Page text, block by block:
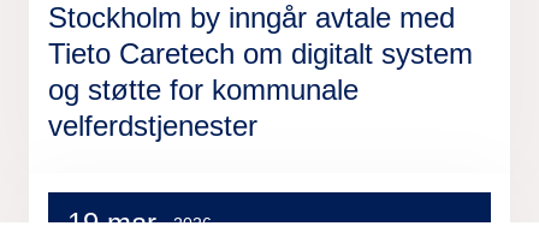
Stockholm by inngår avtale med
Tieto Caretech om digitalt system
og støtte for kommunale
velferdstjenester
19 mar. 2026